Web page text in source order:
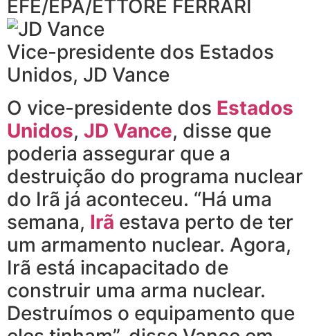
EFE/EPA/ETTORE FERRARI
Vice-presidente dos Estados
Unidos, JD Vance
O vice-presidente dos Estados
Unidos, JD Vance, disse que
poderia assegurar que a
destruição do programa nuclear
do Irã já aconteceu. “Há uma
semana, Irã estava perto de ter
um armamento nuclear. Agora,
Irã está incapacitado de
construir uma arma nuclear.
Destruímos o equipamento que